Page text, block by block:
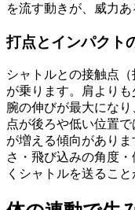
を流す動きが、威力
打点とインパクト
シャトルとの接触点
が乗ります。肩よりも
腕の伸びが最大にな
点が後ろや低い位置
が増える傾向があり
さ・飛び込みの角度
くシャトルを送ること